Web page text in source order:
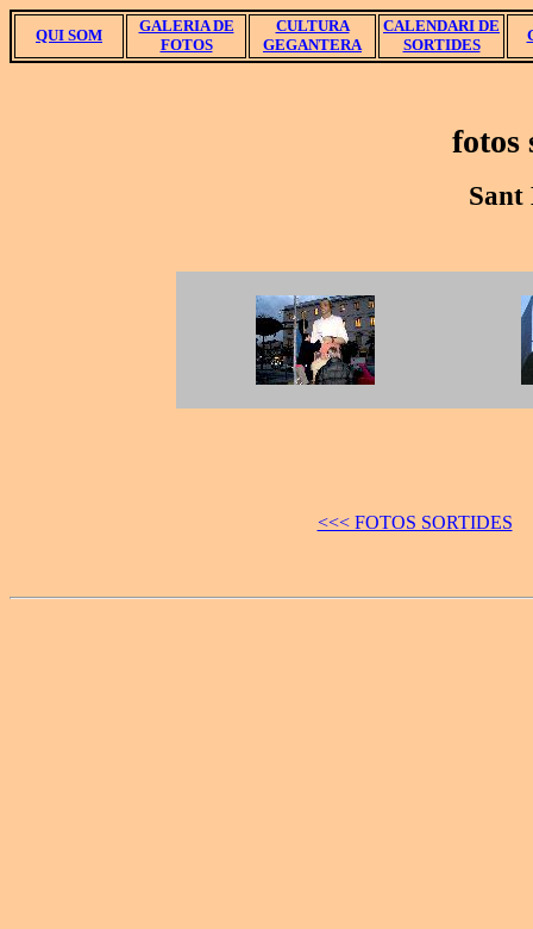
QUI SOM
GALERIA DE
FOTOS
CULTURA
GEGANTERA
CALENDARI DE
SORTIDES
fotos
Sant
<<< FOTOS SORTIDES